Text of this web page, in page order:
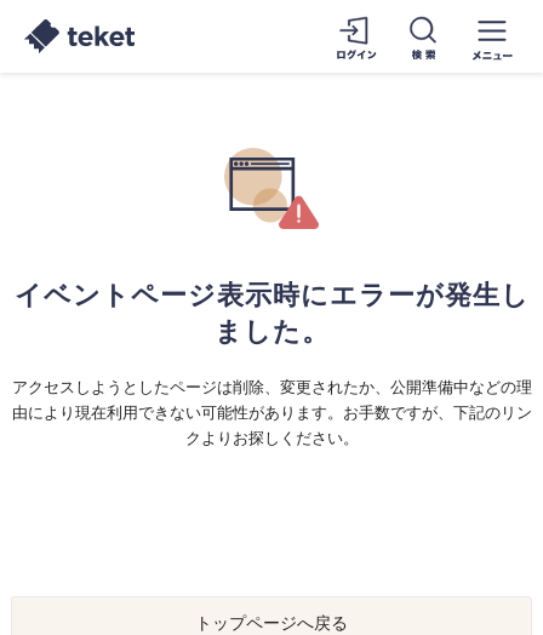
イベントページ表示時にエラーが発生し
ました。
アクセスしようとしたページは削除、変更されたか、公開準備中などの理
由により現在利用できない可能性があります。お手数ですが、下記のリン
クよりお探しください。
トップページへ戻る